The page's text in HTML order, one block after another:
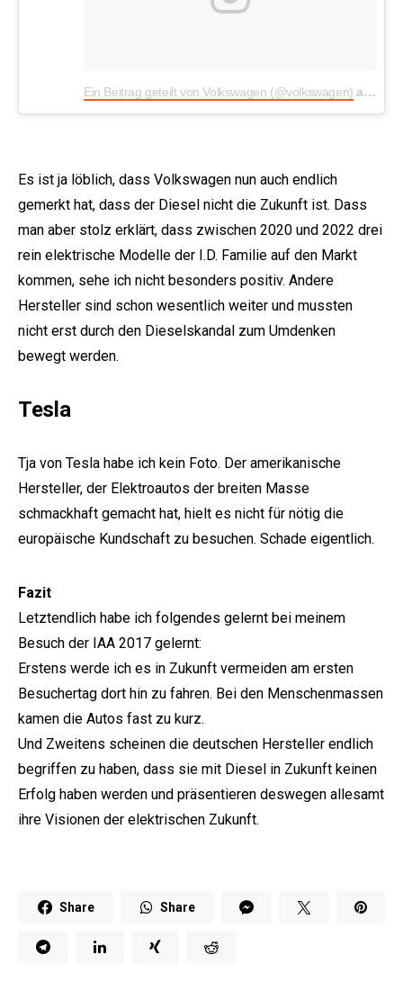
Ein Beitrag geteilt von Volkswagen (@volkswagen) am
Es ist ja löblich, dass Volkswagen nun auch endlich
gemerkt hat, dass der Diesel nicht die Zukunft ist. Dass
man aber stolz erklärt, dass zwischen 2020 und 2022 drei
rein elektrische Modelle der I.D. Familie auf den Markt
kommen, sehe ich nicht besonders positiv. Andere
Hersteller sind schon wesentlich weiter und mussten
nicht erst durch den Dieselskandal zum Umdenken
bewegt werden.
Tesla
Tja von Tesla habe ich kein Foto. Der amerikanische
Hersteller, der Elektroautos der breiten Masse
schmackhaft gemacht hat, hielt es nicht für nötig die
europäische Kundschaft zu besuchen. Schade eigentlich.
Fazit
Letztendlich habe ich folgendes gelernt bei meinem
Besuch der IAA 2017 gelernt:
Erstens werde ich es in Zukunft vermeiden am ersten
Besuchertag dort hin zu fahren. Bei den Menschenmassen
kamen die Autos fast zu kurz.
Und Zweitens scheinen die deutschen Hersteller endlich
begriffen zu haben, dass sie mit Diesel in Zukunft keinen
Erfolg haben werden und präsentieren deswegen allesamt
ihre Visionen der elektrischen Zukunft.
Share Share